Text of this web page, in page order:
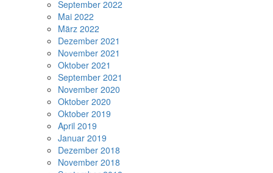
September 2022
Mai 2022
März 2022
Dezember 2021
November 2021
Oktober 2021
September 2021
November 2020
Oktober 2020
Oktober 2019
April 2019
Januar 2019
Dezember 2018
November 2018